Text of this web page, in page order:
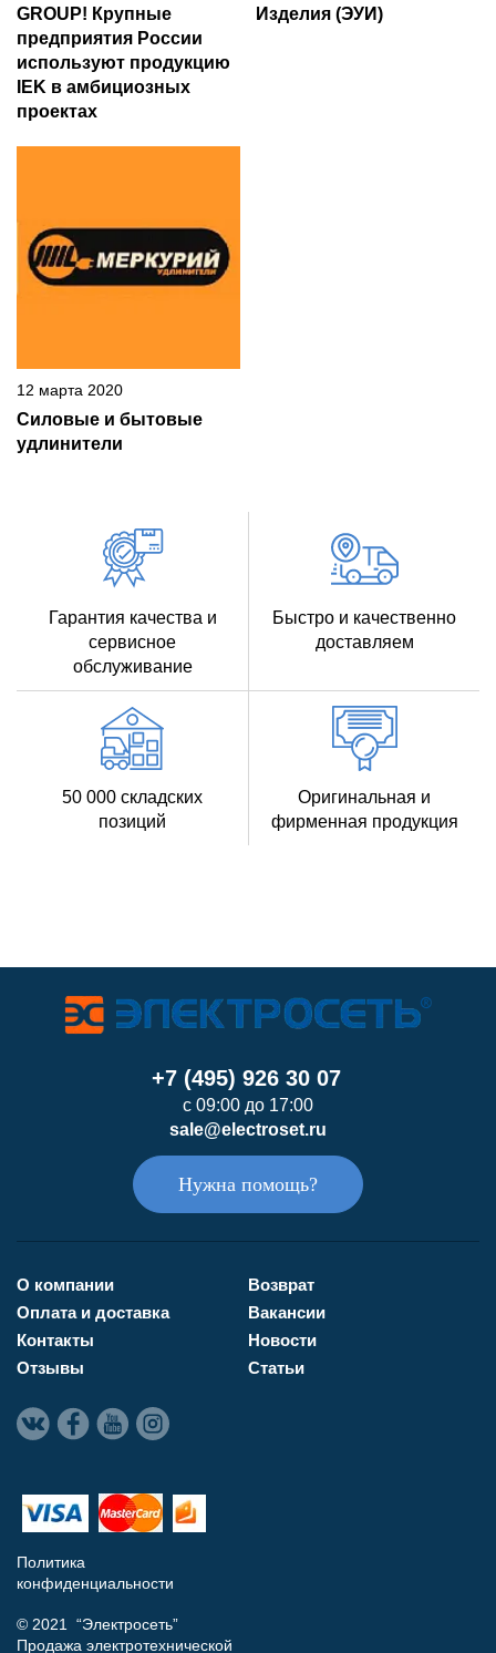
GROUP! Крупные
предприятия России
используют продукцию
IEK в амбициозных
проектах
Изделия (ЭУИ)
12 марта 2020
Силовые и бытовые
удлинители
Гарантия качества и
сервисное
обслуживание
Быстро и качественно
доставляем
50 000 складских
позиций
Оригинальная и
фирменная продукция
+7 (495) 926 30 07
с 09:00 до 17:00
sale@electroset.ru
Нужна помощь?
О компании
Оплата и доставка
Контакты
Отзывы
Возврат
Вакансии
Новости
Статьи
Политика
конфиденциальности
© 2021 “Электросеть”
Продажа электротехнической